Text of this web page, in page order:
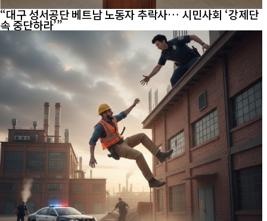
“대구 성서공단 베트남 노동자 추락사… 시민사회 ‘강제단
속 중단하라’”